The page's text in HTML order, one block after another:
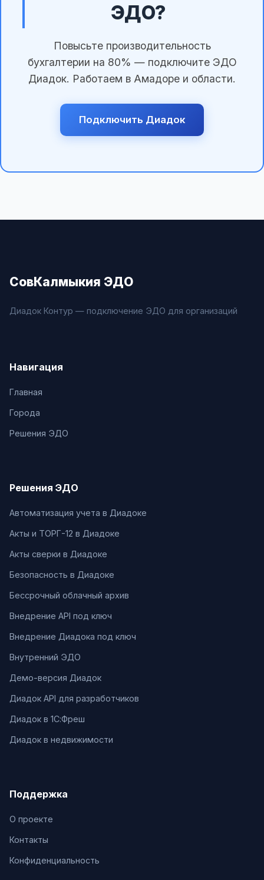
ЭДО?
Повысьте производительность
бухгалтерии на 80% — подключите ЭДО
Диадок. Работаем в Амадоре и области.
Подключить Диадок
СовКалмыкия ЭДО
Диадок Контур — подключение ЭДО для организаций
Навигация
Главная
Города
Решения ЭДО
Решения ЭДО
Автоматизация учета в Диадоке
Акты и ТОРГ-12 в Диадоке
Акты сверки в Диадоке
Безопасность в Диадоке
Бессрочный облачный архив
Внедрение API под ключ
Внедрение Диадока под ключ
Внутренний ЭДО
Демо-версия Диадок
Диадок API для разработчиков
Диадок в 1С:Фреш
Диадок в недвижимости
Поддержка
О проекте
Контакты
Конфиденциальность